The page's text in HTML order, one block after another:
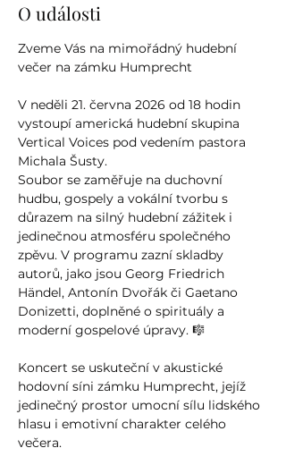
O události
Zveme Vás na mimořádný hudební
večer na zámku Humprecht
V neděli 21. června 2026 od 18 hodin
vystoupí americká hudební skupina
Vertical Voices pod vedením pastora
Michala Šusty.
Soubor se zaměřuje na duchovní
hudbu, gospely a vokální tvorbu s
důrazem na silný hudební zážitek i
jedinečnou atmosféru společného
zpěvu. V programu zazní skladby
autorů, jako jsou Georg Friedrich
Händel, Antonín Dvořák či Gaetano
Donizetti, doplněné o spirituály a
moderní gospelové úpravy. 🎼
Koncert se uskuteční v akustické
hodovní síni zámku Humprecht, jejíž
jedinečný prostor umocní sílu lidského
hlasu i emotivní charakter celého
večera.